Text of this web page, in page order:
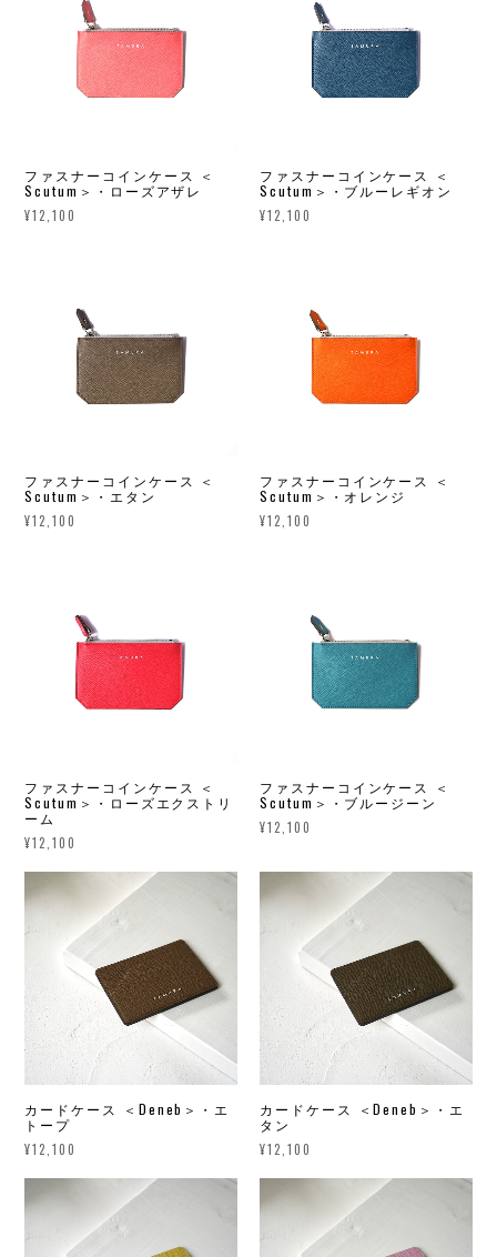
ファスナーコインケース ＜
Scutum＞・ローズアザレ
¥12,100
ファスナーコインケース ＜
Scutum＞・ブルーレギオン
¥12,100
ファスナーコインケース ＜
Scutum＞・エタン
¥12,100
ファスナーコインケース ＜
Scutum＞・オレンジ
¥12,100
ファスナーコインケース ＜
Scutum＞・ローズエクストリ
ーム
¥12,100
ファスナーコインケース ＜
Scutum＞・ブルージーン
¥12,100
カードケース ＜Deneb＞・エ
トープ
¥12,100
カードケース ＜Deneb＞・エ
タン
¥12,100